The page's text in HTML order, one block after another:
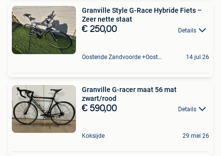
Granville Style G-Race Hybride Fiets –
Zeer nette staat
€ 250,00 Details
Oostende Zandvoorde +Oostende 14 jul 26
Granville G-racer maat 56 mat
zwart/rood
€ 590,00 Details
Koksijde 29 mei 26